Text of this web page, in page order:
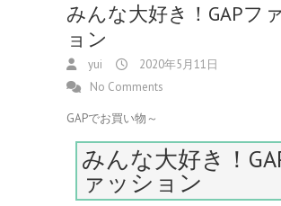
みんな大好き！GAPフ
ョン
yui
2020年5月11日
No Comments
GAPでお買い物～
みんな大好き！
ァッション